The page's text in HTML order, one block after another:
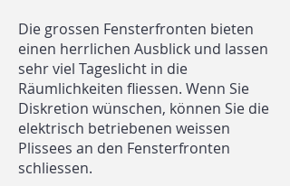
Die grossen Fensterfronten bieten
einen herrlichen Ausblick und lassen
sehr viel Tageslicht in die
Räumlichkeiten fliessen. Wenn Sie
Diskretion wünschen, können Sie die
elektrisch betriebenen weissen
Plissees an den Fensterfronten
schliessen.